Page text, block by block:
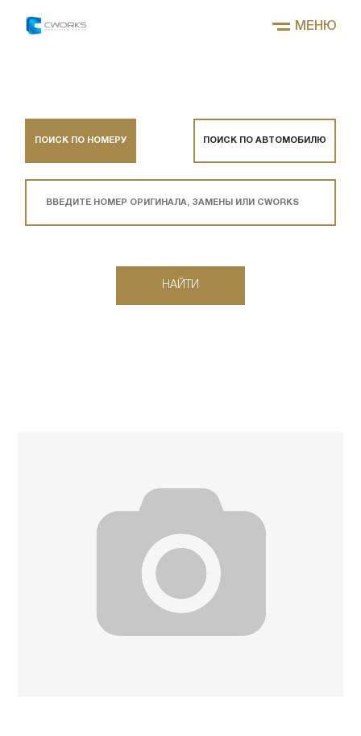
МЕНЮ
ПОИСК ПО НОМЕРУ ПОИСК ПО АВТОМОБИЛЮ